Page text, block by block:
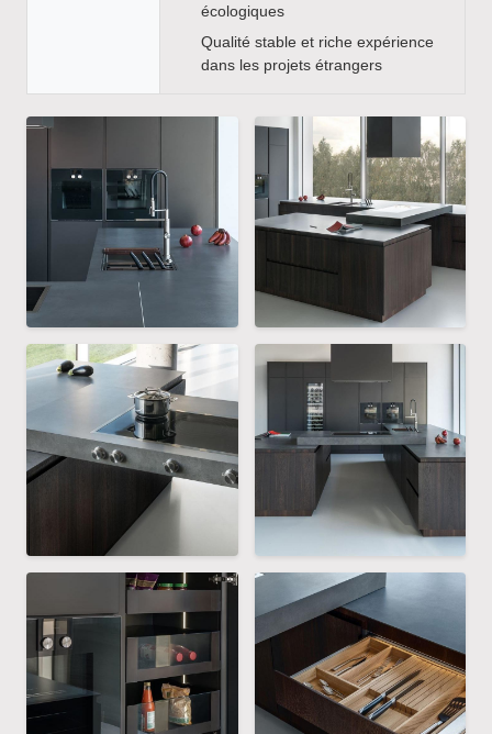
écologiques
Qualité stable et riche expérience
dans les projets étrangers